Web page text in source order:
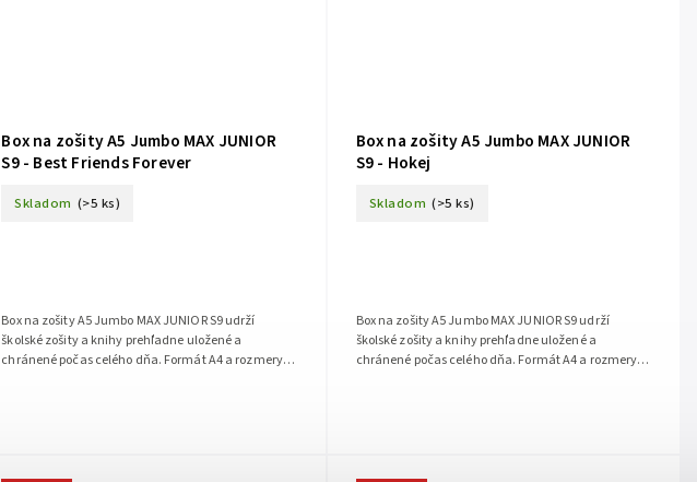
Box na zošity A5 Jumbo MAX JUNIOR
S9 - Best Friends Forever
Skladom (>5 ks)
Box na zošity A5 Jumbo MAX JUNIOR S9 udrží
školské zošity a knihy prehľadne uložené a
chránené počas celého dňa. Formát A4 a rozmery
Box na zošity A5 Jumbo MAX JUNIOR
S9 - Hokej
Skladom (>5 ks)
Box na zošity A5 Jumbo MAX JUNIOR S9 udrží
školské zošity a knihy prehľadne uložené a
chránené počas celého dňa. Formát A4 a rozmery